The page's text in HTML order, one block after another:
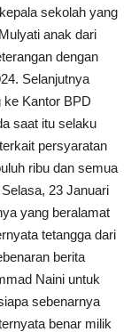
sekolah yang
anak dari
dengan
Selanjutnya
ke Kantor BPD
saat itu selaku
persyaratan
ribu dan semua
23 Januari
yang beralamat
tetangga dari
berita
Naini untuk
sebenarnya
benar milik